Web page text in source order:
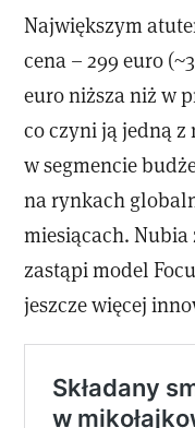
Największym
cena – 299 euro
euro niższa niż w
co czyni ją jedną
w segmencie
na rynkach
miesiącach. Nubia
zastąpi model
jeszcze więcej